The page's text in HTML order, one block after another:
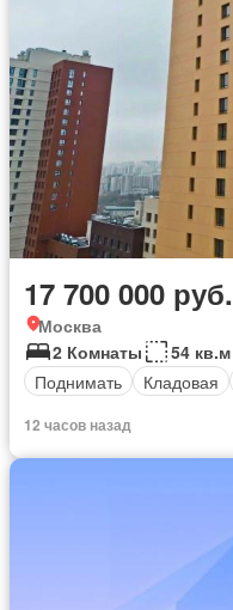
17 700 000 руб.
Москва
2 Комнаты
54 кв.м
Поднимать
Кладовая
12 часов назад